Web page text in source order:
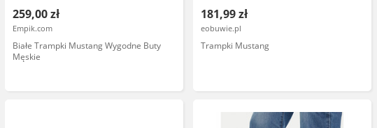
259,00 zł
Empik.com
Białe Trampki Mustang Wygodne Buty
Męskie
181,99 zł
eobuwie.pl
Trampki Mustang